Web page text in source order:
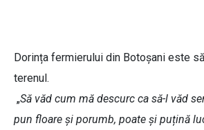
Dorința fermierului din Botoșani este
terenul.
„Să văd cum mă descurc ca să-l văd
pun floare și porumb, poate și puțină